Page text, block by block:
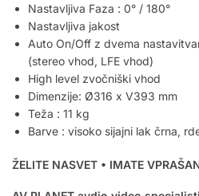
Nastavljiva Faza : 0° / 180°
Nastavljiva jakost
Auto On/Off z dvema
(stereo vhod, LFE vhod)
High level zvočniški vhod
Dimenzije: Ø316 x V393 mm
Teža : 11 kg
Barve : visoko sijajni lak črna,
ŽELITE NASVET • IMATE